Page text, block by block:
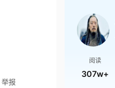
举报
阅读
307w+